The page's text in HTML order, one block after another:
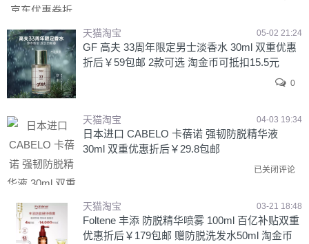
天猫淘宝 05-02 21:24
GF 高夫 33周年限定男士淡香水 30ml 双重优惠
折后￥59包邮 2款可选 淘金币可抵扣15.5元
0
天猫淘宝 04-03 19:34
日本进口 CABELO 卡蓓诺 强韧防脱精华液
30ml 双重优惠折后￥29.8包邮
已关闭评论
天猫淘宝 03-21 18:48
Foltene 丰添 防脱精华喷雾 100ml 百亿补贴双重
优惠折后￥179包邮 赠防脱洗发水50ml 淘金币